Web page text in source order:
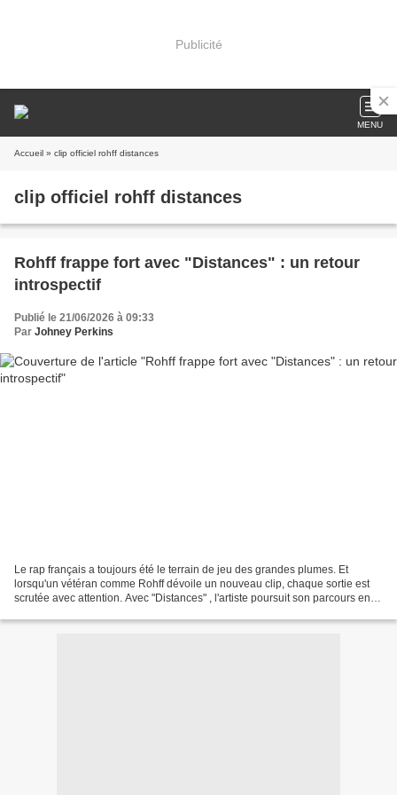
Publicité
MENU
Accueil » clip officiel rohff distances
clip officiel rohff distances
Rohff frappe fort avec "Distances" : un retour
introspectif
Publié le 21/06/2026 à 09:33
Par Johney Perkins
Le rap français a toujours été le terrain de jeu des grandes plumes. Et
lorsqu'un vétéran comme Rohff dévoile un nouveau clip, chaque sortie est
scrutée avec attention. Avec "Distances" , l'artiste poursuit son parcours en